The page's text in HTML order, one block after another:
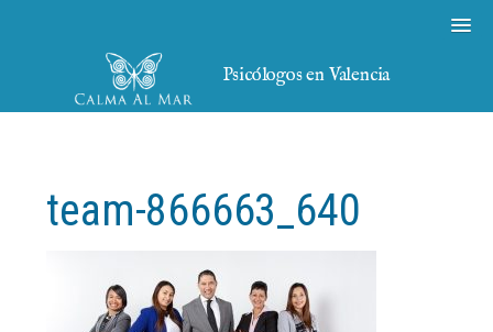
Psicólogos en Valencia
team-866663_640